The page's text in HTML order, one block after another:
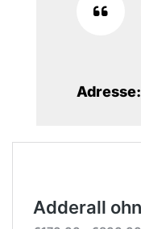
E-